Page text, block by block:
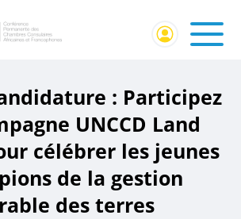
: Participez
UNCCD Land
célébrer les jeunes
de la gestion
des terres